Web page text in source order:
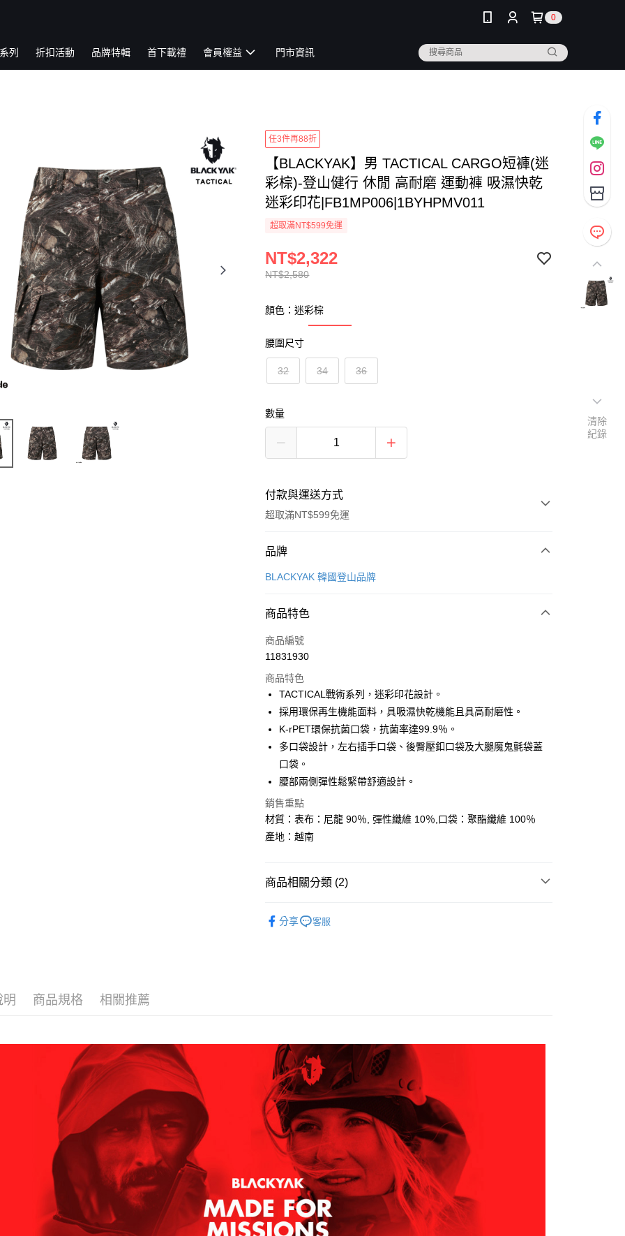
0
列 折扣活動 品牌特輯 首下載禮 會員權益 門市資訊
任3件再88折
【BLACKYAK】男 TACTICAL CARGO短褲(迷
彩棕)-登山健行 休閒 高耐磨 運動褲 吸濕快乾
迷彩印花|FB1MP006|1BYHPMV011
超取滿NT$599免運
NT$2,580
NT$2,322
顏色：迷彩棕
腰圍尺寸
32 34 36
數量
付款與運送方式
超取滿NT$599免運
付款方式
信用卡一次付款
Apple Pay
街口支付
悠遊付
Google Pay
全盈+PAY
大哥付你分期
相關說明
【大哥付你分期使用說明】
1.本服務由台灣大哥大提供，台灣大哥大用戶可立即使用無須另外申請。
2.付款方式選擇「大哥付你分期」，訂單成立後會自動跳轉到大哥付的交易
3.實際核准額度、可分期數及費用金額請依後續交易確認頁面所載為準。
4.訂單成立30分鐘內，如未前往確認交易或遇審核未通過，訂單將自動取
無法說明評估內容。
【繳款方式說明】
2.基於同意付款使用「大哥付你分期」之契約關係目的，商店將以您的個人
資料（包含姓名、電話或地址）提供予台灣大哥大進項蒐集、處理及利
用，由本公司與您本人進行分期帳單所需資料之確認、核對及更正。
3.完整用戶服務條款，請詳閱以下連結：https://oppay.tw/userRule
AFTEE先享後付
相關說明
便利好安心！
１．簡單：不需註冊會員、不需綁卡、不需儲值。
３．安心：先確認商品／服務後，再付款。
先享後付繳納相關費用。
※ 交易是否成功請以「AFTEE先享後付 」之結帳頁面顯示為準，若有關於
是否繳費成功／繳費後需取消欲退款等相關疑問，請聯繫「AFTEE先享後
付客戶支援中心」https://netprotections.freshdesk.com/support/home
【注意事項】
１．透過由恩沛科技股份有限公司提供之「AFTEE先享後付」服務完成之
交易，需依本服務之必要範圍內提供個人資料，並將交易相關給付款項請
求債權轉讓予恩沛科技股份有限公司。
２．關於個人資料處理事宜，請瀏覽以下網址：
https://aftee.tw/terms/#terms3
３．未成年的使用者請事先徵得法定代理人或監護人之同意方可使用
「AFTEE先享後付」，若未經同意申辦者引起之損失，本公司不負相關責
任。
４．使用「AFTEE先享後付」時，將依據個別帳號之用戶狀況，依本公司
即時審查核予不同之上限額度；若仍有額度不足之情形，本公司將視審查
每筆NT$60，滿NT$799(含以上)免運費
付款後萊爾富取貨
每筆NT$60，滿NT$799(含以上)免運費
7-11取貨付款
每筆NT$60，滿NT$799(含以上)免運費
付款後7-11取貨
每筆NT$60，滿NT$799(含以上)免運費
宅配
每筆NT$70，滿NT$799(含以上)免運費
品牌
BLACKYAK 韓國登山品牌
商品特色
商品編號
11831930
商品特色
TACTICAL戰術系列，迷彩印花設計。
採用環保再生機能面料，具吸濕快乾機能且具高耐磨性。
K-rPET環保抗菌口袋，抗菌率達99.9％。
多口袋設計，左右插手口袋、後臀壓釦口袋及大腿魔鬼氈袋蓋
口袋。
腰部兩側彈性鬆緊帶舒適設計。
銷售重點
材質：表布：尼龍 90％, 彈性纖維 10％,口袋：聚酯纖維 100％
產地：越南
商品相關分類 (2)
分享 客服
明 商品規格 相關推薦
清除
紀錄